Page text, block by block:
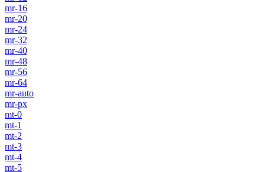
mr-16
mr-20
mr-24
mr-32
mr-40
mr-48
mr-56
mr-64
mr-auto
mr-px
mt-0
mt-1
mt-2
mt-3
mt-4
mt-5